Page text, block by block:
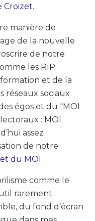
Croizet.
manière de
de la nouvelle
de notre
les RIP
et de la
réseaux sociaux
égos et du “MOI
: MOI
assez
de notre
du MOI.
comme le
rarement
du fond d’écran